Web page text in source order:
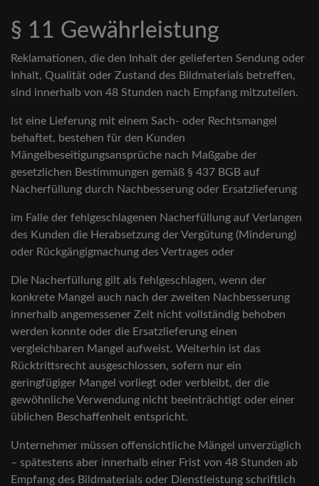
§ 11 Gewährleistung
Reklamationen, die den Inhalt der gelieferten Sendung oder
Inhalt, Qualität oder Zustand des Bildmaterials betreffen,
sind innerhalb von 48 Stunden nach Empfang mitzuteilen.
Ist eine Lieferung mit einem Sach- oder Rechtsmangel
behaftet, bestehen für den Kunden
Mängelbeseitigungsansprüche nach Maßgabe der
gesetzlichen Bestimmungen gemäß § 437 BGB auf
Nacherfüllung durch Nachbesserung oder Ersatzlieferung
im Falle der fehlgeschlagenen Nacherfüllung auf Verlangen
des Kunden die Herabsetzung der Vergütung (Minderung)
oder Rückgängigmachung des Vertrages oder
Die Nacherfüllung gilt als fehlgeschlagen, wenn der
konkrete Mangel auch nach der zweiten Nachbesserung
innerhalb angemessener Zeit nicht vollständig behoben
werden konnte oder die Ersatzlieferung einen
vergleichbaren Mangel aufweist. Weiterhin ist das
Rücktrittsrecht ausgeschlossen, sofern nur ein
geringfügiger Mangel vorliegt oder verbleibt, der die
gewöhnliche Verwendung nicht beeinträchtigt oder einer
üblichen Beschaffenheit entspricht.
Unternehmer müssen offensichtliche Mängel unverzüglich
– spätestens aber innerhalb einer Frist von 48 Stunden ab
Empfang des Bildmaterials oder Dienstleistung schriftlich